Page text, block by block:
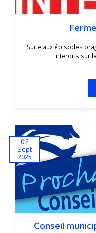
Suite aux épisodes
interdits sur
02
Sept
2025
Conseil